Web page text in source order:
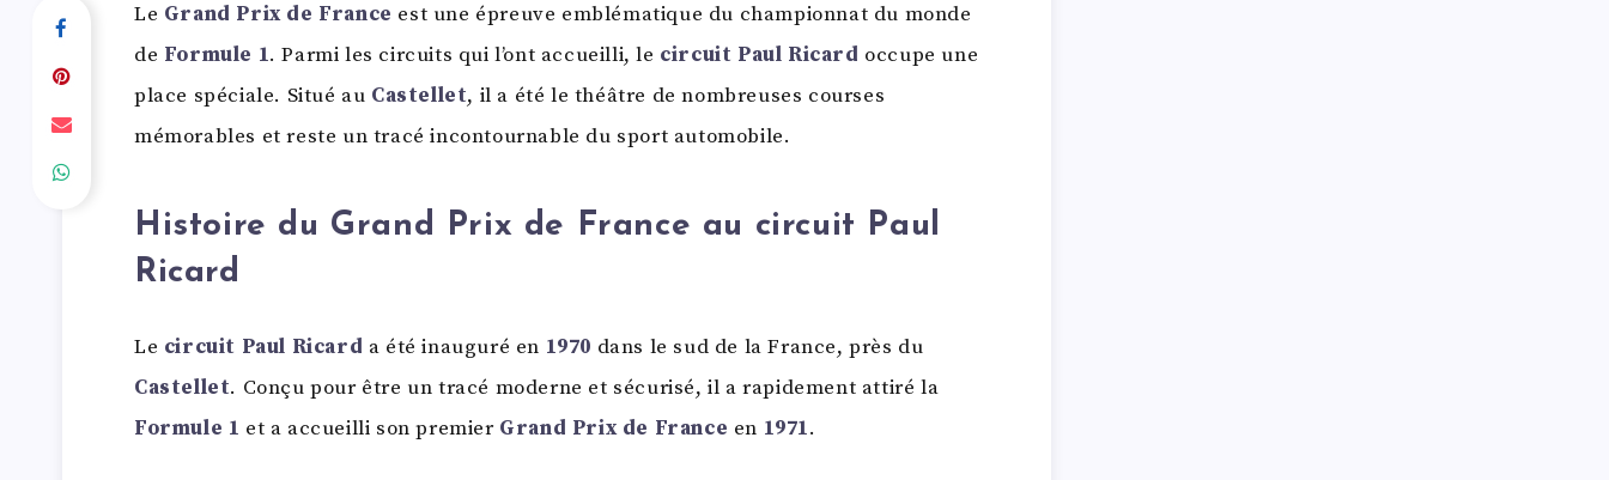
Le Grand Prix de France est une épreuve emblématique du championnat du monde
de Formule 1. Parmi les circuits qui l’ont accueilli, le circuit Paul Ricard occupe une
place spéciale. Situé au Castellet, il a été le théâtre de nombreuses courses
mémorables et reste un tracé incontournable du sport automobile.
Histoire du Grand Prix de France au circuit Paul
Ricard
Le circuit Paul Ricard a été inauguré en 1970 dans le sud de la France, près du
Castellet. Conçu pour être un tracé moderne et sécurisé, il a rapidement attiré la
Formule 1 et a accueilli son premier Grand Prix de France en 1971.